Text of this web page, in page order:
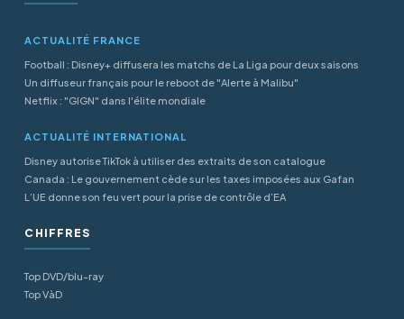
ACTUALITÉ FRANCE
Football : Disney+ diffusera les matchs de La Liga pour deux saisons
Un diffuseur français pour le reboot de "Alerte à Malibu"
Netflix : "GIGN" dans l'élite mondiale
ACTUALITÉ INTERNATIONAL
Disney autorise TikTok à utiliser des extraits de son catalogue
Canada : Le gouvernement cède sur les taxes imposées aux Gafan
L’UE donne son feu vert pour la prise de contrôle d’EA
CHIFFRES
Top DVD/blu-ray
Top VàD